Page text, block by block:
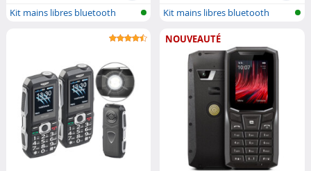
Kit mains libres bluetooth
Kit mains libres bluetooth
NOUVEAUTÉ